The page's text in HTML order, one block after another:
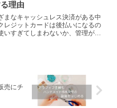
理由
まなキャッシュレス決済がある中
レジットカードは後払いになるの
いすぎてしまわないか、管理が面
売にチ